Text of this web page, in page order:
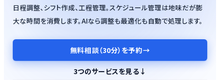
日程調整、シフト作成、工程管理。スケジュール管理は地味だが膨
大な時間を消費します。AIなら調整も最適化も自動で処理します。
無料相談（30分）を予約→
3つのサービスを見る ↓